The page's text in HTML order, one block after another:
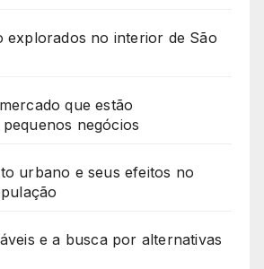
explorados no interior de São
que estão
negócios
urbano e seus efeitos no
e a busca por alternativas